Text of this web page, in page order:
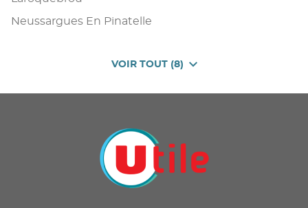
Neussargues En Pinatelle
VOIR TOUT (8)
DE
DE
U
PROXIMITÉ
UTILE